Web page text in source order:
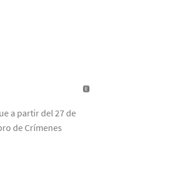
a partir del 27 de
de Crímenes